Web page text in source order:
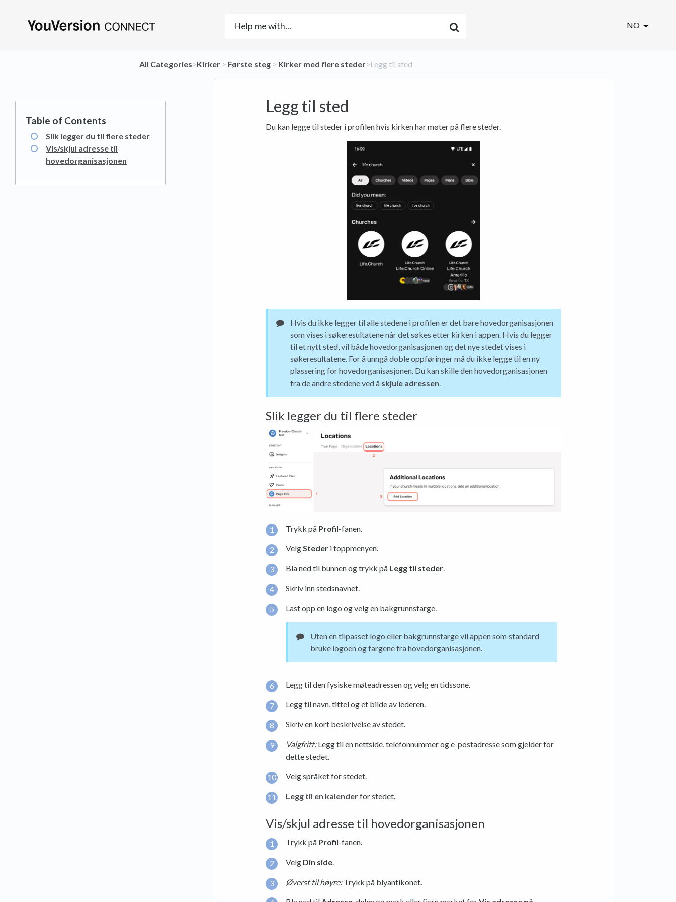
NO
All Categories​>​​Kirker ​ > ​ ​Første steg ​ > ​ ​Kirker med flere steder​>​ Legg til sted
Legg til sted
Slik legger du til flere steder
Vis/skjul adresse til
hovedorganisasjonen
Du kan legge til steder i profilen hvis kirken har møter på flere steder.
Hvis du ikke legger til alle stedene i profilen er det bare hovedorganisasjonen
som vises i søkeresultatene når det søkes etter kirken i appen. Hvis du legger
til et nytt sted, vil både hovedorganisasjonen og det nye stedet vises i
søkeresultatene. For å unngå doble oppføringer må du ikke legge til en ny
plassering for hovedorganisasjonen. Du kan skille den hovedorganisasjonen
fra de andre stedene ved å skjule adressen.
Slik legger du til flere steder
Trykk på Profil-fanen.
VelgSteder i toppmenyen.
Bla ned til bunnen og trykk på Legg til steder.
Skriv inn stedsnavnet.
Last opp en logo og velg en bakgrunnsfarge.
Uten en tilpasset logo eller bakgrunnsfarge vil appen som standard
bruke logoen og fargene fra hovedorganisasjonen.
Legg til den fysiske møteadressen og velg en tidssone.
Legg til navn, tittel og et bilde av lederen.
Skriv en kort beskrivelse av stedet.
Valgfritt:Legg til en nettside, telefonnummer og e-postadresse som gjelder for
dette stedet.
Velg språket for stedet.
Legg til en kalenderfor stedet.
Vis/skjul adresse til hovedorganisasjonen
Trykk på Profil-fanen.
Velg Din side.
Øverst til høyre:Trykk på blyantikonet